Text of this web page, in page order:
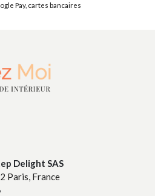
Pay, cartes bancaires
Delight SAS
Paris, France